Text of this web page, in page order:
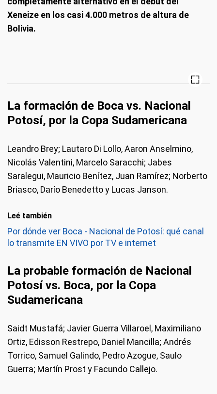
Xeneize en los casi 4.000 metros de altura de
Bolivia.
La formación de Boca vs. Nacional
Potosí, por la Copa Sudamericana
Leandro Brey; Lautaro Di Lollo, Aaron Anselmino,
Nicolás Valentini, Marcelo Saracchi; Jabes
Saralegui, Mauricio Benítez, Juan Ramírez; Norberto
Briasco, Darío Benedetto y Lucas Janson.
Leé también
Por dónde ver Boca - Nacional de Potosí: qué canal
lo transmite EN VIVO por TV e internet
La probable formación de Nacional
Potosí vs. Boca, por la Copa
Sudamericana
Saidt Mustafá; Javier Guerra Villaroel, Maximiliano
Ortiz, Edisson Restrepo, Daniel Mancilla; Andrés
Torrico, Samuel Galindo, Pedro Azogue, Saulo
Guerra; Martín Prost y Facundo Callejo.